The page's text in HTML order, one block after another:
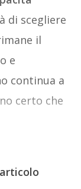
di scegliere
il
e
continua a
certo che